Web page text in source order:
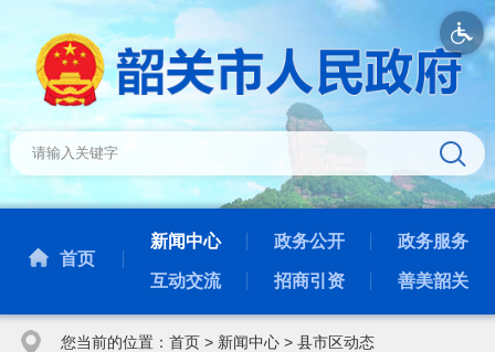
首页
新闻中心 政务公开 政务服务
互动交流 招商引资 善美韶关
您当前的位置： 首页> 新闻中心> 县市区动态